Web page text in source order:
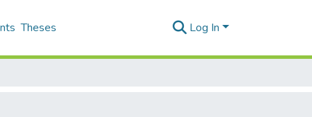
Theses Log In